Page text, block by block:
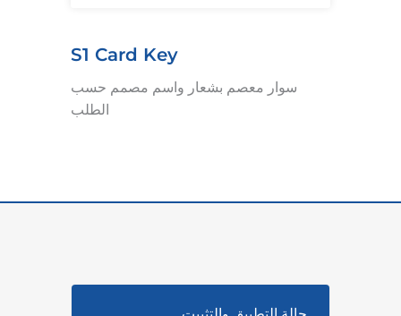
S1 Card Key
سوار معصم بشعار واسم مصمم حسب
الطلب